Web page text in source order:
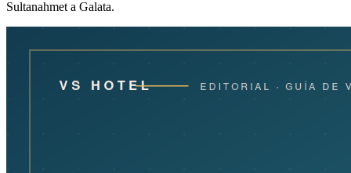
Sultanahmet a Galata.